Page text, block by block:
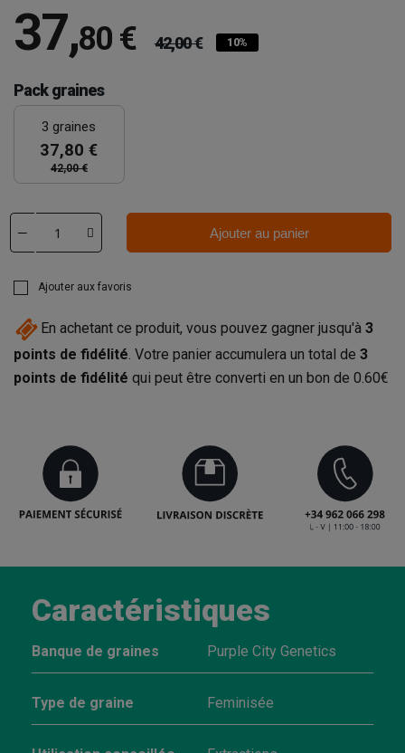
37,80 € 42,00 € 10%
Pack graines
3 graines
37,80 €
42,00 €
Ajouter au panier
Ajouter aux favoris
En achetant ce produit, vous pouvez gagner jusqu'à 3
points de fidélité. Votre panier accumulera un total de 3
points de fidélité qui peut être converti en un bon de 0.60€
Caractéristiques
Banque de graines Purple City Genetics
Type de graine Feminisée